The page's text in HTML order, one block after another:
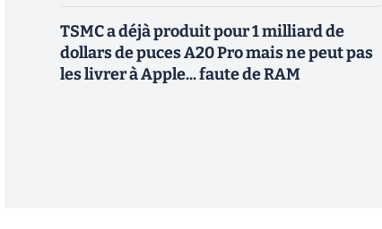
TSMC a déjà produit pour 1 milliard de
dollars de puces A20 Pro mais ne peut pas
les livrer à Apple... faute de RAM